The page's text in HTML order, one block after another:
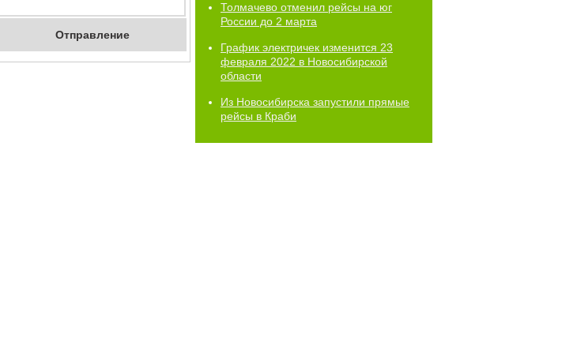
Отправление
Толмачево отменил рейсы на юг
России до 2 марта
График электричек изменится 23
февраля 2022 в Новосибирской
области
Из Новосибирска запустили прямые
рейсы в Краби